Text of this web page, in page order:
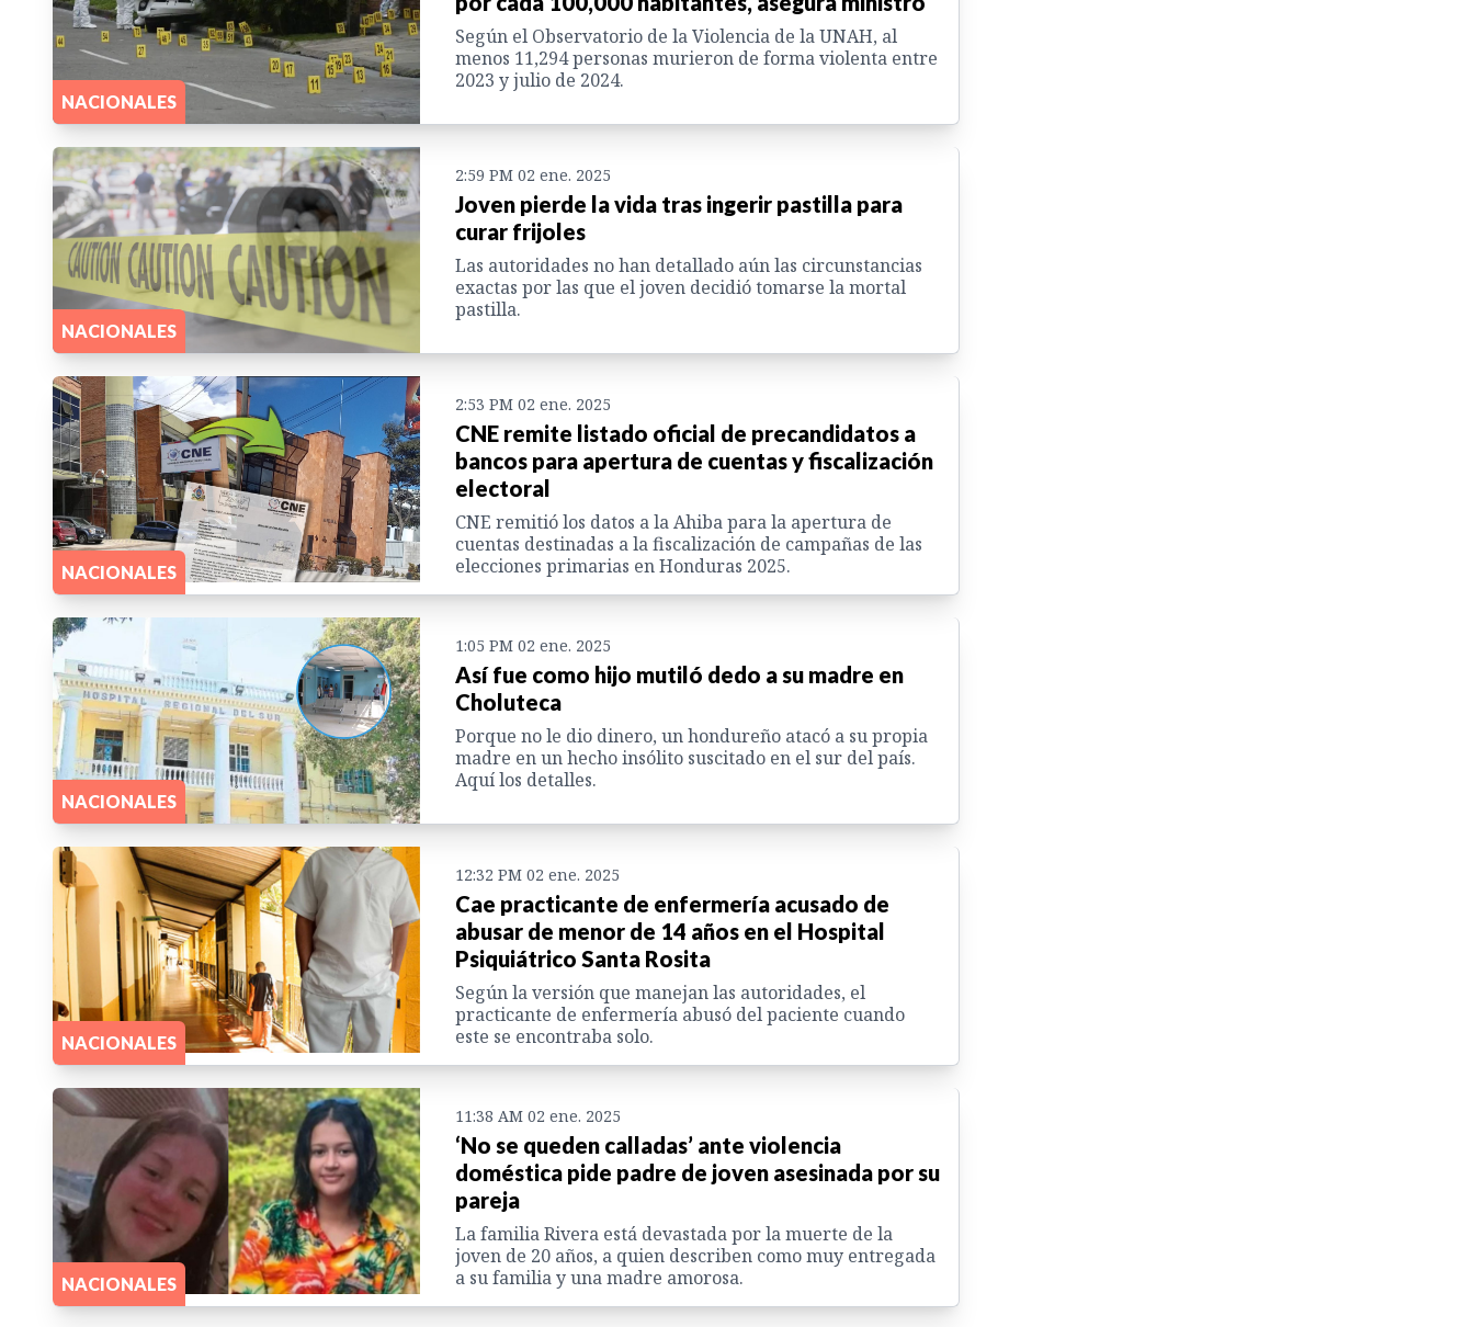
NACIONALES
Según el Observatorio de la Violencia de la UNAH, al
menos 11,294 personas murieron de forma violenta entre
2023 y julio de 2024.
NACIONALES
2:59 PM 02 ene. 2025
Joven pierde la vida tras ingerir pastilla para
curar frijoles
Las autoridades no han detallado aún las circunstancias
exactas por las que el joven decidió tomarse la mortal
pastilla.
NACIONALES
2:53 PM 02 ene. 2025
CNE remite listado oficial de precandidatos a
bancos para apertura de cuentas y fiscalización
electoral
CNE remitió los datos a la Ahiba para la apertura de
cuentas destinadas a la fiscalización de campañas de las
elecciones primarias en Honduras 2025.
NACIONALES
1:05 PM 02 ene. 2025
Así fue como hijo mutiló dedo a su madre en
Choluteca
Porque no le dio dinero, un hondureño atacó a su propia
madre en un hecho insólito suscitado en el sur del país.
Aquí los detalles.
NACIONALES
12:32 PM 02 ene. 2025
Cae practicante de enfermería acusado de
abusar de menor de 14 años en el Hospital
Psiquiátrico Santa Rosita
Según la versión que manejan las autoridades, el
practicante de enfermería abusó del paciente cuando
este se encontraba solo.
NACIONALES
11:38 AM 02 ene. 2025
‘No se queden calladas’ ante violencia
doméstica pide padre de joven asesinada por su
pareja
La familia Rivera está devastada por la muerte de la
joven de 20 años, a quien describen como muy entregada
a su familia y una madre amorosa.